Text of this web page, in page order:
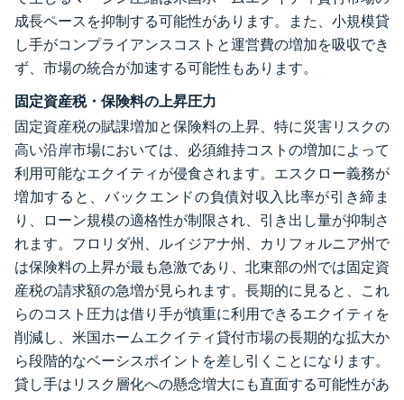
成長ペースを抑制する可能性があります。また、小規模貸
し手がコンプライアンスコストと運営費の増加を吸収でき
ず、市場の統合が加速する可能性もあります。
固定資産税・保険料の上昇圧力
固定資産税の賦課増加と保険料の上昇、特に災害リスクの
高い沿岸市場においては、必須維持コストの増加によって
利用可能なエクイティが侵食されます。エスクロー義務が
増加すると、バックエンドの負債対収入比率が引き締ま
り、ローン規模の適格性が制限され、引き出し量が抑制さ
れます。フロリダ州、ルイジアナ州、カリフォルニア州で
は保険料の上昇が最も急激であり、北東部の州では固定資
産税の請求額の急増が見られます。長期的に見ると、これ
らのコスト圧力は借り手が慎重に利用できるエクイティを
削減し、米国ホームエクイティ貸付市場の長期的な拡大か
ら段階的なベーシスポイントを差し引くことになります。
貸し手はリスク層化への懸念増大にも直面する可能性があ